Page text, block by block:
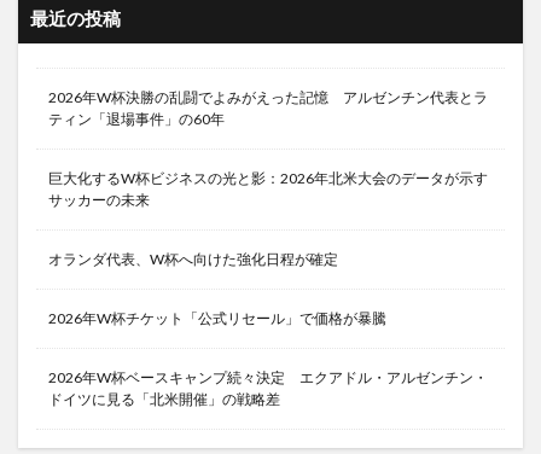
最近の投稿
2026年W杯決勝の乱闘でよみがえった記憶 アルゼンチン代表とラ
ティン「退場事件」の60年
巨大化するW杯ビジネスの光と影：2026年北米大会のデータが示す
サッカーの未来
オランダ代表、W杯へ向けた強化日程が確定
2026年W杯チケット「公式リセール」で価格が暴騰
2026年W杯ベースキャンプ続々決定 エクアドル・アルゼンチン・
ドイツに見る「北米開催」の戦略差